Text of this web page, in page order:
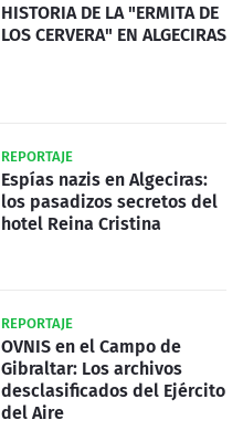
HISTORIA DE LA "ERMITA DE
LOS CERVERA" EN ALGECIRAS
REPORTAJE
Espías nazis en Algeciras:
los pasadizos secretos del
hotel Reina Cristina
REPORTAJE
OVNIS en el Campo de
Gibraltar: Los archivos
desclasificados del Ejército
del Aire